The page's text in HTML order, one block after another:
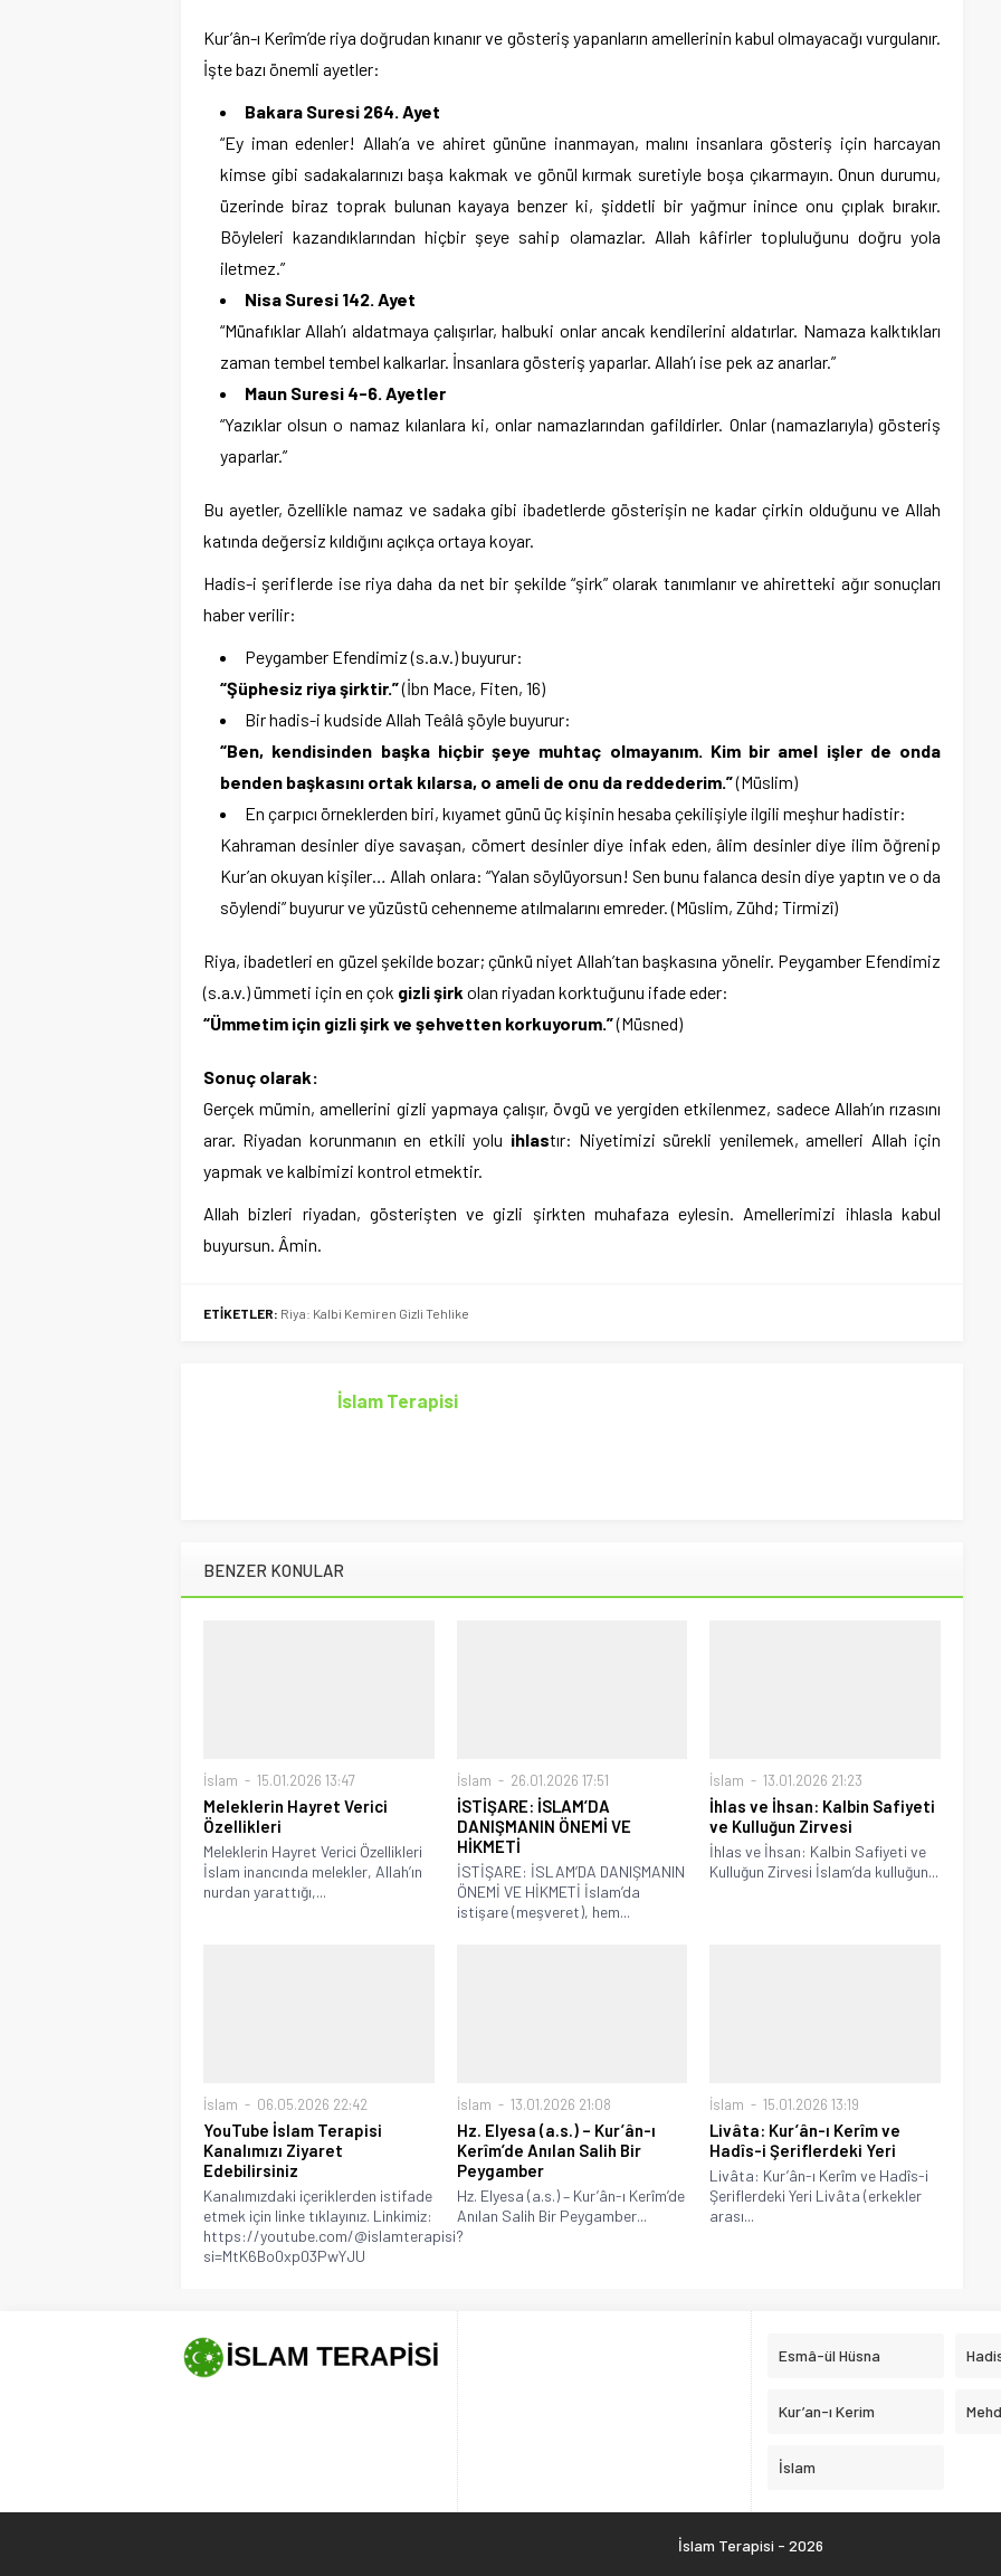
Kur’ân-ı Kerîm’de riya doğrudan kınanır ve gösteriş yapanların amellerinin kabul olmayacağı vurgulanır.
İşte bazı önemli ayetler:
Bakara Suresi 264. Ayet
“Ey iman edenler! Allah’a ve ahiret gününe inanmayan, malını insanlara gösteriş için harcayan
kimse gibi sadakalarınızı başa kakmak ve gönül kırmak suretiyle boşa çıkarmayın. Onun durumu,
üzerinde biraz toprak bulunan kayaya benzer ki, şiddetli bir yağmur inince onu çıplak bırakır.
Böyleleri kazandıklarından hiçbir şeye sahip olamazlar. Allah kâfirler topluluğunu doğru yola
iletmez.”
Nisa Suresi 142. Ayet
“Münafıklar Allah’ı aldatmaya çalışırlar, halbuki onlar ancak kendilerini aldatırlar. Namaza kalktıkları
zaman tembel tembel kalkarlar. İnsanlara gösteriş yaparlar. Allah’ı ise pek az anarlar.”
Maun Suresi 4-6. Ayetler
“Yazıklar olsun o namaz kılanlara ki, onlar namazlarından gafildirler. Onlar (namazlarıyla) gösteriş
yaparlar.”
Bu ayetler, özellikle namaz ve sadaka gibi ibadetlerde gösterişin ne kadar çirkin olduğunu ve Allah
katında değersiz kıldığını açıkça ortaya koyar.
Hadis-i şeriflerde ise riya daha da net bir şekilde “şirk” olarak tanımlanır ve ahiretteki ağır sonuçları
haber verilir:
Peygamber Efendimiz (s.a.v.) buyurur:
“Şüphesiz riya şirktir.”(İbn Mace, Fiten, 16)
Bir hadis-i kudside Allah Teâlâ şöyle buyurur:
“Ben, kendisinden başka hiçbir şeye muhtaç olmayanım. Kim bir amel işler de onda
benden başkasını ortak kılarsa, o ameli de onu da reddederim.”(Müslim)
En çarpıcı örneklerden biri, kıyamet günü üç kişinin hesaba çekilişiyle ilgili meşhur hadistir:
Kahraman desinler diye savaşan, cömert desinler diye infak eden, âlim desinler diye ilim öğrenip
Kur’an okuyan kişiler… Allah onlara: “Yalan söylüyorsun! Sen bunu falanca desin diye yaptın ve o da
söylendi” buyurur ve yüzüstü cehenneme atılmalarını emreder. (Müslim, Zühd; Tirmizî)
Riya, ibadetleri en güzel şekilde bozar; çünkü niyet Allah’tan başkasına yönelir. Peygamber Efendimiz
(s.a.v.) ümmeti için en çok gizli şirk olan riyadan korktuğunu ifade eder:
“Ümmetim için gizli şirk ve şehvetten korkuyorum.”(Müsned)
Sonuç olarak:
Gerçek mümin, amellerini gizli yapmaya çalışır, övgü ve yergiden etkilenmez, sadece Allah’ın rızasını
arar. Riyadan korunmanın en etkili yolu ihlastır: Niyetimizi sürekli yenilemek, amelleri Allah için
yapmak ve kalbimizi kontrol etmektir.
Allah bizleri riyadan, gösterişten ve gizli şirkten muhafaza eylesin. Amellerimizi ihlasla kabul
buyursun. Âmin.
ETİKETLER: Riya: Kalbi Kemiren Gizli Tehlike
İslam Terapisi
BENZER KONULAR
İslam 15.01.2026 13:47
Meleklerin Hayret Verici
Özellikleri
Meleklerin Hayret Verici Özellikleri
İslam inancında melekler, Allah’ın
nurdan yarattığı,...
İslam 26.01.2026 17:51
İSTİŞARE: İSLAM’DA
DANIŞMANIN ÖNEMİ VE
HİKMETİ
İSTİŞARE: İSLAM’DA DANIŞMANIN
ÖNEMİ VE HİKMETİ İslam’da
istişare (meşveret), hem...
İslam 13.01.2026 21:23
İhlas ve İhsan: Kalbin Safiyeti
ve Kulluğun Zirvesi
İhlas ve İhsan: Kalbin Safiyeti ve
Kulluğun Zirvesi İslam’da kulluğun...
İslam 06.05.2026 22:42
YouTube İslam Terapisi
Kanalımızı Ziyaret
Edebilirsiniz
Kanalımızdaki içeriklerden istifade
etmek için linke tıklayınız. Linkimiz:
https://youtube.com/@islamterapisi?
si=MtK6Bo0xp03PwYJU
İslam 13.01.2026 21:08
Hz. Elyesa (a.s.) – Kur’ân-ı
Kerîm’de Anılan Salih Bir
Peygamber
Hz. Elyesa (a.s.) – Kur’ân-ı Kerîm’de
Anılan Salih Bir Peygamber...
İslam 15.01.2026 13:19
Livâta: Kur’ân-ı Kerîm ve
Hadîs-i Şeriflerdeki Yeri
Livâta: Kur’ân-ı Kerîm ve Hadîs-i
Şeriflerdeki Yeri Livâta (erkekler
arası...
Esmâ-ül Hüsna
Kur’an-ı Kerim
İslam
İslam Terapisi - 2026